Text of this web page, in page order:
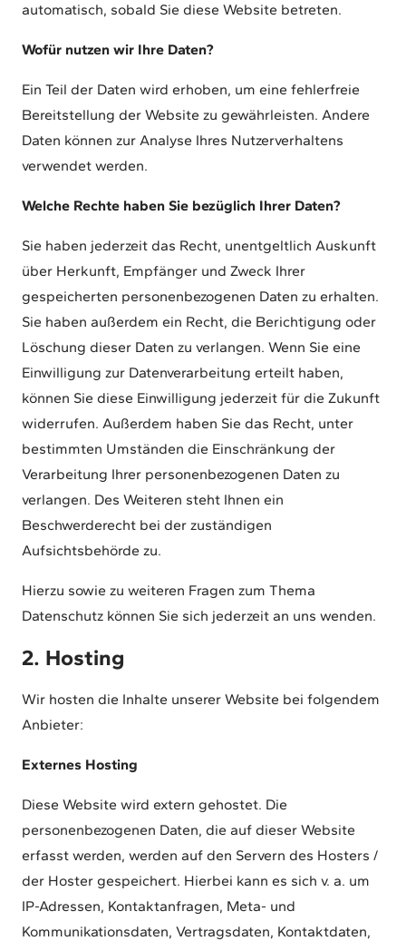
automatisch, sobald Sie diese Website betreten.
Wofür nutzen wir Ihre Daten?
Ein Teil der Daten wird erhoben, um eine fehlerfreie
Bereitstellung der Website zu gewährleisten. Andere
Daten können zur Analyse Ihres Nutzerverhaltens
verwendet werden.
Welche Rechte haben Sie bezüglich Ihrer Daten?
Sie haben jederzeit das Recht, unentgeltlich Auskunft
über Herkunft, Empfänger und Zweck Ihrer
gespeicherten personenbezogenen Daten zu erhalten.
Sie haben außerdem ein Recht, die Berichtigung oder
Löschung dieser Daten zu verlangen. Wenn Sie eine
Einwilligung zur Datenverarbeitung erteilt haben,
können Sie diese Einwilligung jederzeit für die Zukunft
widerrufen. Außerdem haben Sie das Recht, unter
bestimmten Umständen die Einschränkung der
Verarbeitung Ihrer personenbezogenen Daten zu
verlangen. Des Weiteren steht Ihnen ein
Beschwerderecht bei der zuständigen
Aufsichtsbehörde zu.
Hierzu sowie zu weiteren Fragen zum Thema
Datenschutz können Sie sich jederzeit an uns wenden.
2. Hosting
Wir hosten die Inhalte unserer Website bei folgendem
Anbieter:
Externes Hosting
Diese Website wird extern gehostet. Die
personenbezogenen Daten, die auf dieser Website
erfasst werden, werden auf den Servern des Hosters /
der Hoster gespeichert. Hierbei kann es sich v. a. um
IP-Adressen, Kontaktanfragen, Meta- und
Kommunikationsdaten, Vertragsdaten, Kontaktdaten,